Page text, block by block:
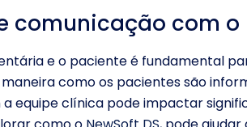
comunicação com o
e o paciente é fundamental
como os pacientes são
equipe clínica pode impactar